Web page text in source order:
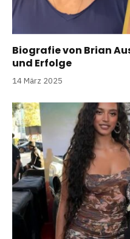
Biografie von Brian
und Erfolge
14 März 2025